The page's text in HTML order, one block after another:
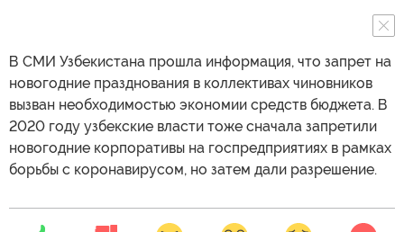
В СМИ Узбекистана прошла информация, что запрет на
новогодние празднования в коллективах чиновников
вызван необходимостью экономии средств бюджета. В
2020 году узбекские власти тоже сначала запретили
новогодние корпоративы на госпредприятиях в рамках
борьбы с коронавирусом, но затем дали разрешение.